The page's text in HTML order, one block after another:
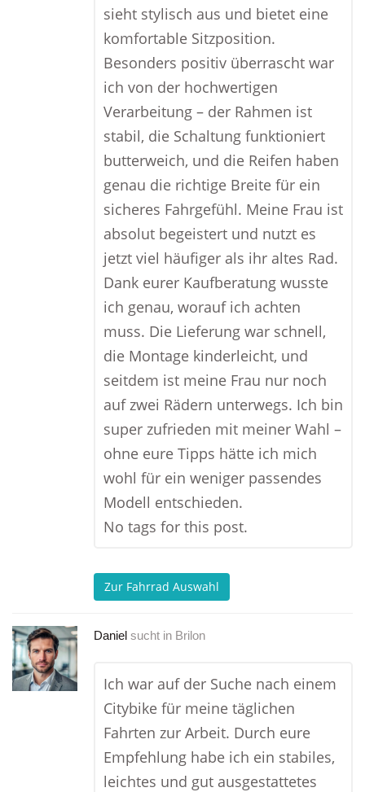
sieht stylisch aus und bietet eine
komfortable Sitzposition.
Besonders positiv überrascht war
ich von der hochwertigen
Verarbeitung – der Rahmen ist
stabil, die Schaltung funktioniert
butterweich, und die Reifen haben
genau die richtige Breite für ein
sicheres Fahrgefühl. Meine Frau ist
absolut begeistert und nutzt es
jetzt viel häufiger als ihr altes Rad.
Dank eurer Kaufberatung wusste
ich genau, worauf ich achten
muss. Die Lieferung war schnell,
die Montage kinderleicht, und
seitdem ist meine Frau nur noch
auf zwei Rädern unterwegs. Ich bin
super zufrieden mit meiner Wahl –
ohne eure Tipps hätte ich mich
wohl für ein weniger passendes
Modell entschieden.
No tags for this post.
Zur Fahrrad Auswahl
Daniel sucht in Brilon
Ich war auf der Suche nach einem
Citybike für meine täglichen
Fahrten zur Arbeit. Durch eure
Empfehlung habe ich ein stabiles,
leichtes und gut ausgestattetes